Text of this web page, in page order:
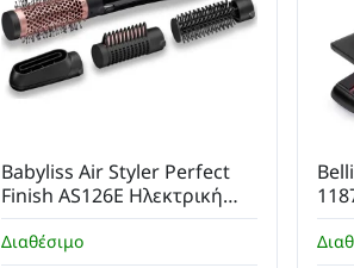
Διαθέσιμο
Babyliss Air Styler Perfect
Finish AS126E Ηλεκτρική
Βούρτσα Μαλλιών